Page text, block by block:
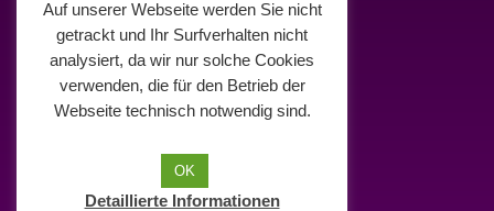
Auf unserer Webseite werden Sie nicht
getrackt und Ihr Surfverhalten nicht
analysiert, da wir nur solche Cookies
verwenden, die für den Betrieb der
Webseite technisch notwendig sind.
OK
Detaillierte Informationen